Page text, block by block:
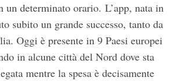
determinato orario. L’app, nata in
subito un grande successo, tanto da
Oggi è presente in 9 Paesi europei
in alcune città del Nord dove sta
mentre la spesa è decisamente